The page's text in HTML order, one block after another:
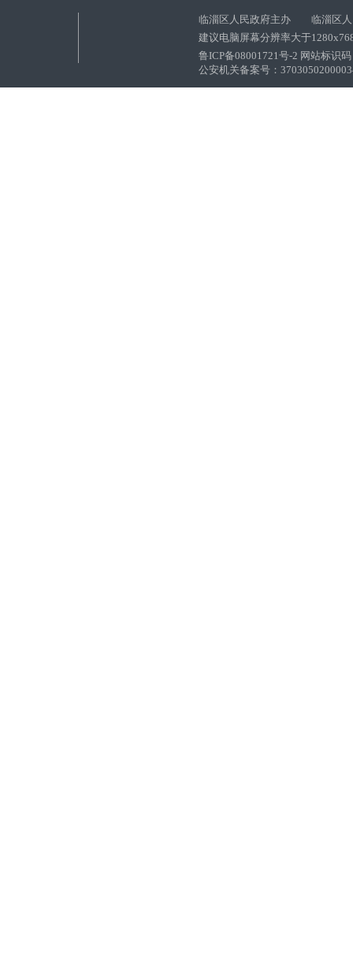
临淄区人民政府主办 临淄区人
建议电脑屏幕分辨率大于
鲁ICP备08001721号-2 网站标识
公安机关备案号：